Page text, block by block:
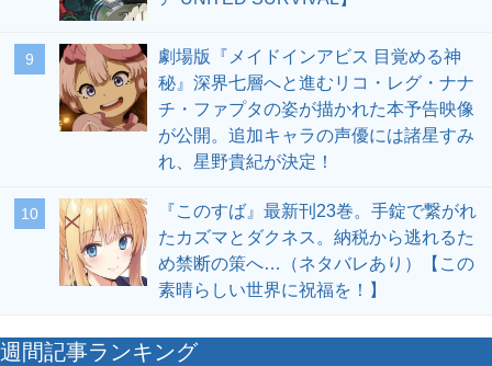
9
劇場版『メイドインアビス 目覚める神
秘』深界七層へと進むリコ・レグ・ナナ
チ・ファプタの姿が描かれた本予告映像
が公開。追加キャラの声優には諸星すみ
れ、星野貴紀が決定！
10
『このすば』最新刊23巻。手錠で繋がれ
たカズマとダクネス。納税から逃れるた
め禁断の策へ…（ネタバレあり）【この
素晴らしい世界に祝福を！】
週間記事ランキング